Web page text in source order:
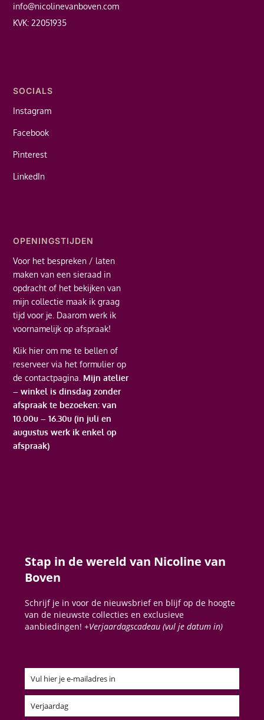
info@nicolinevanboven.com
KVK: 22051935
SOCIALS
Instagram
Facebook
Pinterest
LinkedIn
OPENINGSTIJDEN
Voor het bespreken / laten
maken van een sieraad in
opdracht of het bekijken van
mijn collectie maak ik graag
tijd voor je. Daarom werk ik
voornamelijk op afspraak!
Klik hier om me te bellen of
reserveer via het formulier op
de contactpagina. Mijn atelier
– winkel is dinsdag zonder
afspraak te bezoeken: van
10.00u – 16.30u (in juli en
augustus werk ik enkel op
afspraak)
Stap in de wereld van Nicoline van
Boven
Schrijf je in voor de nieuwsbrief en blijf op de hoogte
van de nieuwste collecties en exclusieve
aanbiedingen!+Verjaardagscadeau (vul je datum in)
Email
Vul hier je e-mailadres in
Verjaardag
Verjaardag